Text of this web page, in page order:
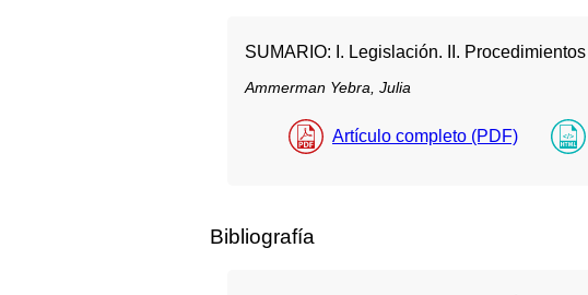
SUMARIO: I. Legislación. II.
Ammerman Yebra, Julia
Artículo completo (PDF)
Bibliografía